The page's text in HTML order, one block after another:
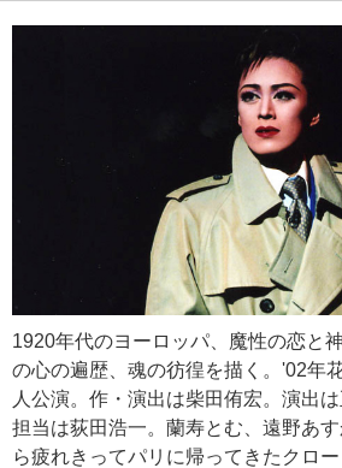
1920年代のヨーロッパ、魔性の恋と
の心の遍歴、魂の彷徨を描く。'02年
人公演。作・演出は柴田侑宏。演出
担当は荻田浩一。蘭寿とむ、遠野あ
ら疲れきってパリに帰ってきたクロ